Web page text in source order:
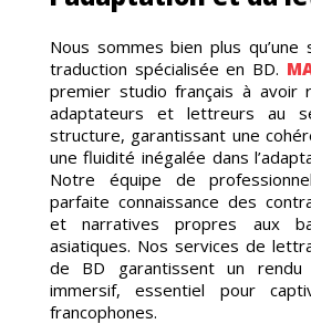
Nous sommes bien plus qu’une
traduction spécialisée en BD.
premier studio français à avoir
adaptateurs et lettreurs au
structure, garantissant une
une fluidité inégalée dans
Notre équipe de
parfaite connaissance des
et narratives propres aux
asiatiques. Nos services de
de BD garantissent un
immersif, essentiel pour
francophones.